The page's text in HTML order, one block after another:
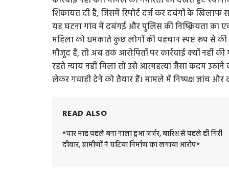
शिकायत दी है, जिसमें रिपोर्ट दर्ज कर दबंगों के खिलाफ
यह घटना गांव में दबंगई और पुलिस की निष्क्रियता का
महिला को धमकाते कुछ लोगों की पहचान स्पष्ट रूप से
मौजूद हैं, तो अब तक आरोपितों पर कार्रवाई क्यों नहीं
रहते न्याय नहीं मिला तो उसे आत्महत्या जैसा कदम
लेकर गवाही देने को तैयार हैं। मामले में निष्पक्ष जांच और
READ ALSO
*चार माह पहले बना नाला हुआ जर्जर, बारिश से पहले ही गिरी
दीवार, ग्रामीणों ने घटिया निर्माण का लगाया आरोप*